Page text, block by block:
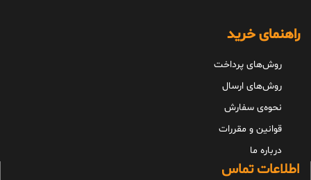
راهنمای خرید
روش‌های پرداخت
روش‌های ارسال
نحوه‌ی سفارش
قوانین و مقررات
درباره ما
اطلاعات تماس